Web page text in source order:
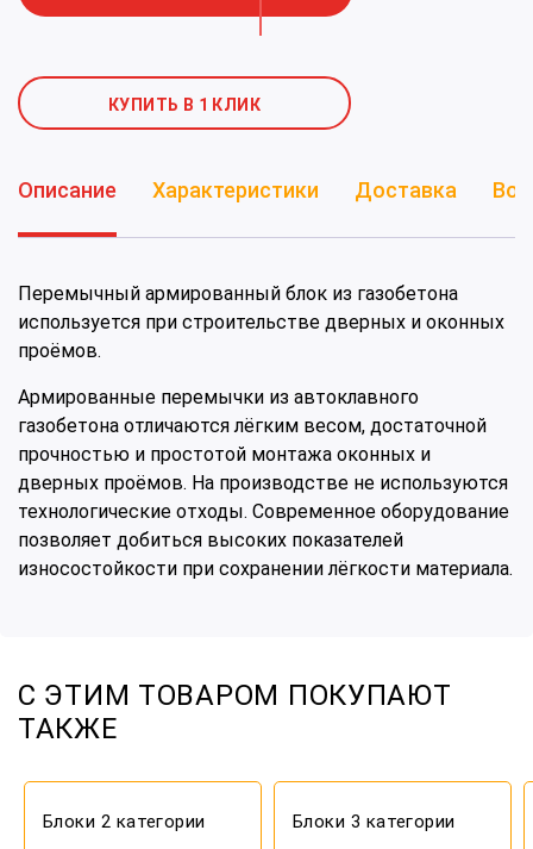
КУПИТЬ В 1 КЛИК
Описание Характеристики Доставка
Перемычный армированный блок из газобетона
используется при строительстве дверных и оконных
проёмов.
Армированные перемычки из автоклавного
газобетона отличаются лёгким весом, достаточной
прочностью и простотой монтажа оконных и
дверных проёмов. На производстве не используются
технологические отходы. Современное оборудование
позволяет добиться высоких показателей
износостойкости при сохранении лёгкости материала.
ГАЗОБЕТОННЫЕ ПЕРЕМЫЧКИ
2500 Х 250 Х 300
5 640 руб.
С ЭТИМ ТОВАРОМ ПОКУПАЮТ
ТАКЖЕ
Блоки 2 категории Блоки 3 категории